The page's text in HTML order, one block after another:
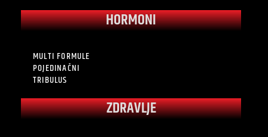
HORMONI
MULTI FORMULE
POJEDINAČNI
TRIBULUS
ZDRAVLJE